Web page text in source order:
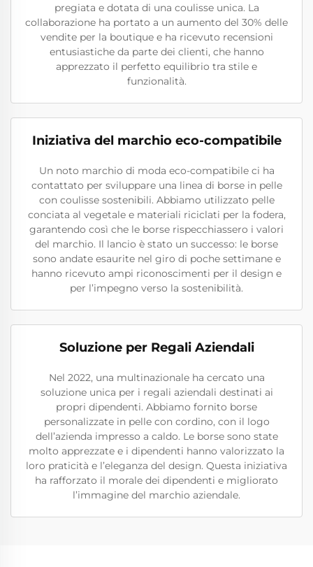
pregiata e dotata di una coulisse unica. La
collaborazione ha portato a un aumento del 30% delle
vendite per la boutique e ha ricevuto recensioni
entusiastiche da parte dei clienti, che hanno
apprezzato il perfetto equilibrio tra stile e
funzionalità.
Iniziativa del marchio eco-compatibile
Un noto marchio di moda eco-compatibile ci ha
contattato per sviluppare una linea di borse in pelle
con coulisse sostenibili. Abbiamo utilizzato pelle
conciata al vegetale e materiali riciclati per la fodera,
garantendo così che le borse rispecchiassero i valori
del marchio. Il lancio è stato un successo: le borse
sono andate esaurite nel giro di poche settimane e
hanno ricevuto ampi riconoscimenti per il design e
per l’impegno verso la sostenibilità.
Soluzione per Regali Aziendali
Nel 2022, una multinazionale ha cercato una
soluzione unica per i regali aziendali destinati ai
propri dipendenti. Abbiamo fornito borse
personalizzate in pelle con cordino, con il logo
dell’azienda impresso a caldo. Le borse sono state
molto apprezzate e i dipendenti hanno valorizzato la
loro praticità e l’eleganza del design. Questa iniziativa
ha rafforzato il morale dei dipendenti e migliorato
l’immagine del marchio aziendale.